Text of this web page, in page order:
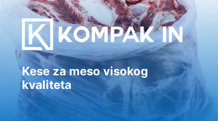
Kese za meso visokog
kvaliteta